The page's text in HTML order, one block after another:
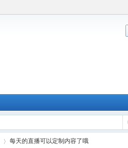
每天的直播可以定制内容了哦